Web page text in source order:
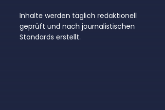
Inhalte werden täglich redaktionell
geprüft und nach journalistischen
Standards erstellt.